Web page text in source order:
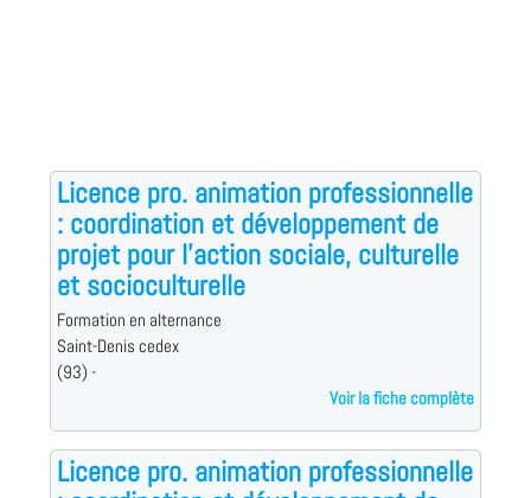
Licence pro. animation professionnelle
: coordination et développement de
projet pour l'action sociale, culturelle
et socioculturelle
Formation en alternance
Saint-Denis cedex
(93) -
Voir la fiche complète
Licence pro. animation professionnelle